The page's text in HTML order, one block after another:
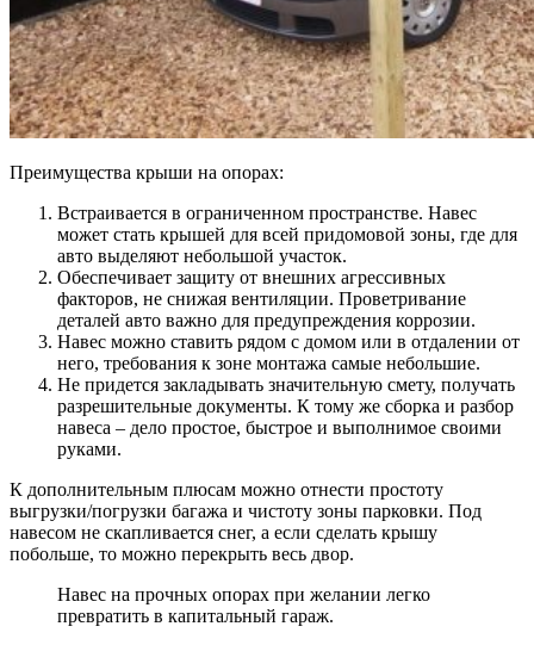
Преимущества крыши на опорах:
Встраивается в ограниченном пространстве. Навес
может стать крышей для всей придомовой зоны, где для
авто выделяют небольшой участок.
Обеспечивает защиту от внешних агрессивных
факторов, не снижая вентиляции. Проветривание
деталей авто важно для предупреждения коррозии.
Навес можно ставить рядом с домом или в отдалении от
него, требования к зоне монтажа самые небольшие.
Не придется закладывать значительную смету, получать
разрешительные документы. К тому же сборка и разбор
навеса – дело простое, быстрое и выполнимое своими
руками.
К дополнительным плюсам можно отнести простоту
выгрузки/погрузки багажа и чистоту зоны парковки. Под
навесом не скапливается снег, а если сделать крышу
побольше, то можно перекрыть весь двор.
Навес на прочных опорах при желании легко
превратить в капитальный гараж.